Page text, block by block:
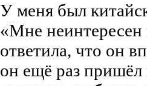
У меня был
«Мне неинтересен
ответила, что он
он ещё раз пришёл